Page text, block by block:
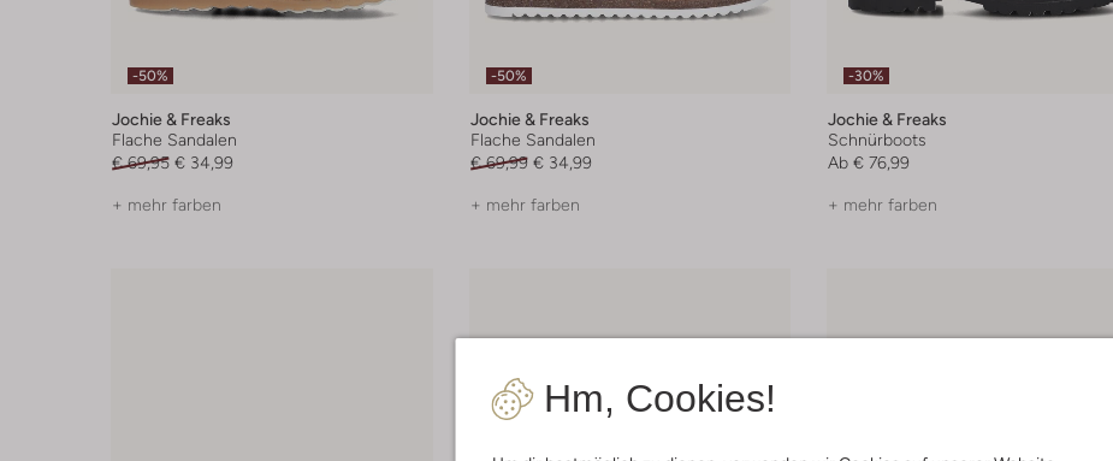
Hm, Cookies!
-50%
Jochie & Freaks
Flache Sandalen
€ 69,95 € 34,99
+ mehr farben
-50%
Jochie & Freaks
Flache Sandalen
€ 69,99 € 34,99
+ mehr farben
-30%
Jochie & Freaks
Schnürboots
Ab € 76,99
+ mehr farben